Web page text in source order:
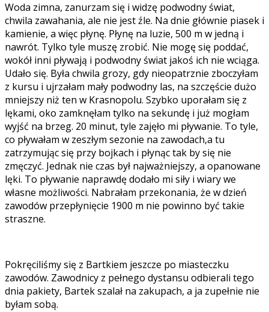
Woda zimna, zanurzam się i widzę podwodny świat,
chwila zawahania, ale nie jest źle. Na dnie głównie piasek i
kamienie, a więc płynę. Płynę na luzie, 500 m w jedną i
nawrót. Tylko tyle muszę zrobić. Nie mogę się poddać,
wokół inni pływają i podwodny świat jakoś ich nie wciąga.
Udało się. Była chwila grozy, gdy nieopatrznie zboczyłam
z kursu i ujrzałam mały podwodny las, na szczęście dużo
mniejszy niż ten w Krasnopolu. Szybko uporałam się z
lękami, oko zamknęłam tylko na sekundę i już mogłam
wyjść na brzeg. 20 minut, tyle zajęło mi pływanie. To tyle,
co pływałam w zeszłym sezonie na zawodach,a tu
zatrzymując się przy bojkach i płynąc tak by się nie
zmęczyć. Jednak nie czas był najważniejszy, a opanowane
lęki. To pływanie naprawdę dodało mi siły i wiary we
własne możliwości. Nabrałam przekonania, że w dzień
zawodów przepłynięcie 1900 m nie powinno być takie
straszne.
Pokręciliśmy się z Bartkiem jeszcze po miasteczku
zawodów. Zawodnicy z pełnego dystansu odbierali tego
dnia pakiety, Bartek szalał na zakupach, a ja zupełnie nie
byłam sobą.